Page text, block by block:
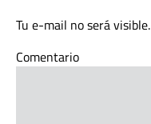
Tu e-mail no será visible.
Comentario